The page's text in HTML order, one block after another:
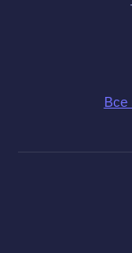
Все